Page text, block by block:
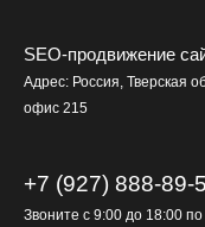
SEO-продвижение
Адрес: Россия, Тверская
офис 215
+7 (927) 888-89-
Звоните с 9:00 до 18:00